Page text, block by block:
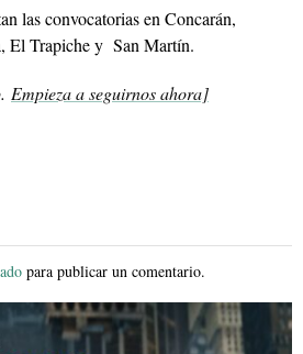
las convocatorias en Concarán,
El Trapiche y San Martín.
. Empieza a seguirnos ahora]
para publicar un comentario.